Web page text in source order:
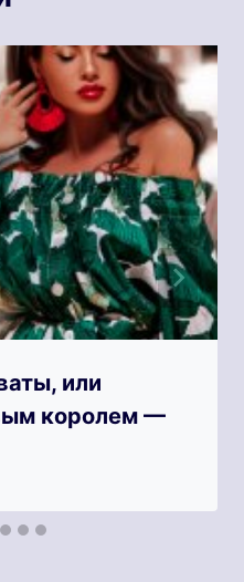
или
королем —